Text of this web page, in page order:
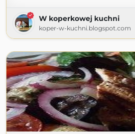
W koperkowej kuchni
koper-w-kuchni.blogspot.com